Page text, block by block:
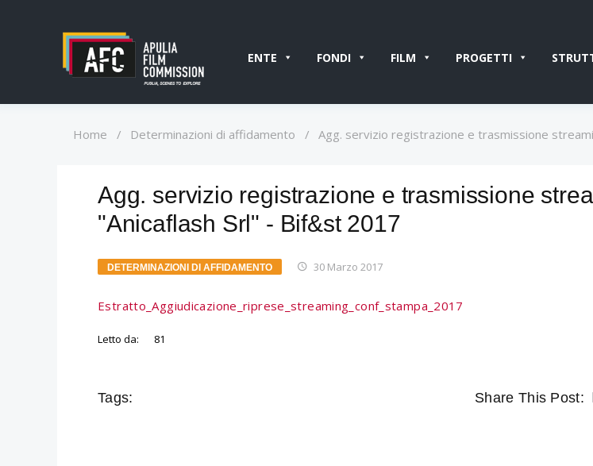
ENTE FONDI FILM PROGETTI
Home / Determinazioni di affidamento / Agg. servizio registrazione e trasmissione
Agg. servizio registrazione e trasmissione
"Anicaflash Srl" - Bif&st 2017
DETERMINAZIONI DI AFFIDAMENTO 30 Marzo 2017
Estratto_Aggiudicazione_riprese_streaming_conf_stampa_2017
Letto da: 81
Tags: Share This Post: